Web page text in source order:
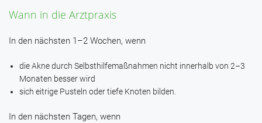
Wann in die Arztpraxis
In den nächsten 1–2 Wochen, wenn
die Akne durch Selbsthilfemaßnahmen nicht innerhalb von 2–3
Monaten besser wird
sich eitrige Pusteln oder tiefe Knoten bilden.
In den nächsten Tagen, wenn